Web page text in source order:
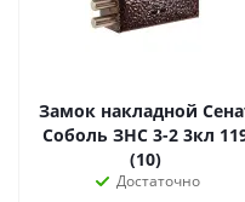
Замок накладной
Соболь ЗНС 3-2 3кл
(10)
Достаточно